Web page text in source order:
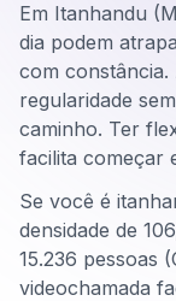
Em Itanhandu
dia podem
com
regularidade
caminho. Ter
facilita começar
Se você é
densidade de
15.236 pessoas
videochamada